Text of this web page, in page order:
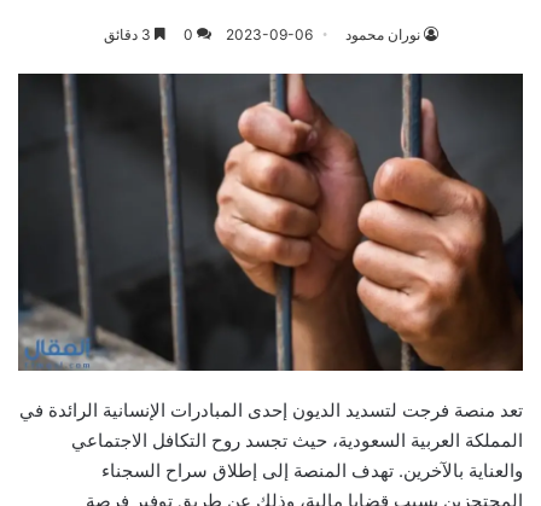
نوران محمود 2023-09-06
0
تعد منصة فرجت لتسديد الديون إحدى المبادرات الإنسانية الرائدة في
المملكة العربية السعودية، حيث تجسد روح التكافل الاجتماعي
والعناية بالآخرين. تهدف المنصة إلى إطلاق سراح السجناء
المحتجزين بسبب قضايا مالية، وذلك عن طريق توفير فرصة